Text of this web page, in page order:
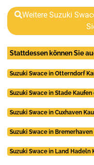
Weitere Suzuki
Stattdessen können Sie
Suzuki Swace in Otterndorf
Suzuki Swace in Stade
Suzuki Swace in Cuxhaven
Suzuki Swace in
Suzuki Swace in Land Hadeln